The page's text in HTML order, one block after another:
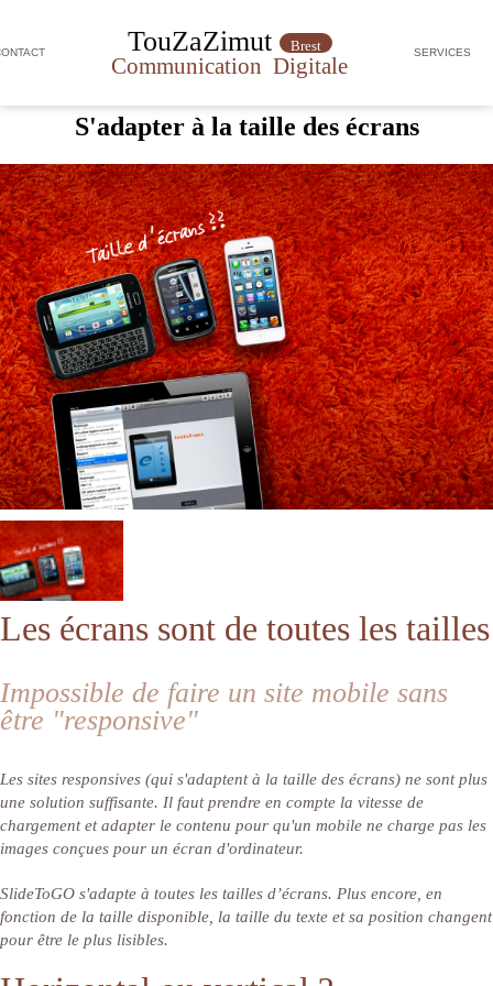
TouZaZimut Brest
Communication Digitale
SERVICES
S'adapter à la taille des écrans
Les écrans sont de toutes les tailles
Impossible de faire un site mobile sans
être "responsive"
Les sites responsives (qui s'adaptent à la taille des écrans) ne sont plus
une solution suffisante. Il faut prendre en compte la vitesse de
chargement et adapter le contenu pour qu'un mobile ne charge pas les
images conçues pour un écran d'ordinateur.
SlideToGO s'adapte à toutes les tailles d’écrans. Plus encore, en
fonction de la taille disponible, la taille du texte et sa position changent
pour être le plus lisibles.